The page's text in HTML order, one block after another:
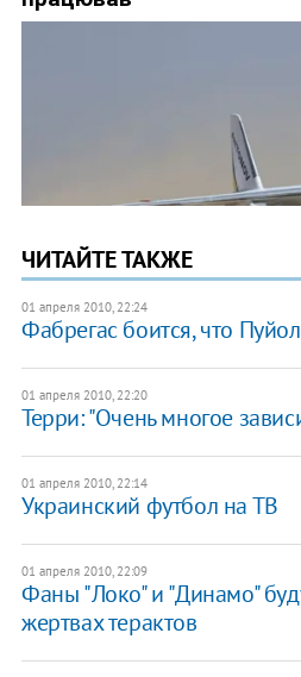
ЧИТАЙТЕ ТАКЖЕ
01 апреля 2010, 22:24
Фабрегас боится, что
01 апреля 2010, 22:20
Терри: "Очень многое
01 апреля 2010, 22:14
Украинский футбол на ТВ
01 апреля 2010, 22:09
Фаны "Локо" и "Динамо"
жертвах терактов